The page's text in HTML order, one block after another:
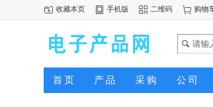
收藏本页 手机版 二维码 购物
首页 产品 采购 公司